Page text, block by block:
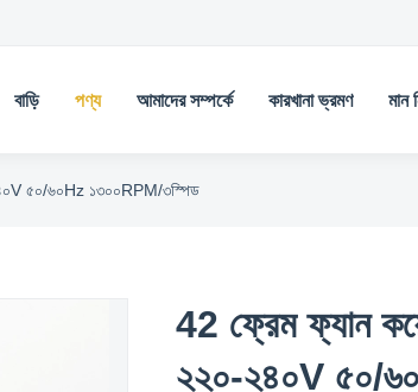
বাড়ি পণ্য আমাদের সম্পর্কে কারখানা ভ্রমণ মান
৫০/৬০Hz ১৩০০RPM/৩স্পিড
42 ফ্রেম ফ্যান
২২০-২৪০V ৫০/